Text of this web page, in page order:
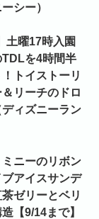
シー）
土曜17時入園
を4時間半
トイストーリ
リーチのドロ
ィズニーラン
ミニーのリボン
アイスサンデ
ゼリーとベリ
【9/14まで】